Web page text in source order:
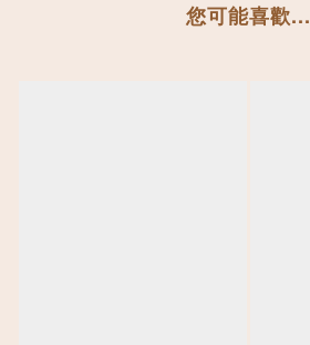
您可能喜歡...